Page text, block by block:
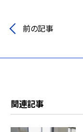
前の記事
関連記事